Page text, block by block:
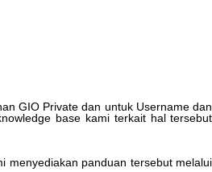
GIO Private dan untuk Username dan
base kami terkait hal tersebut
menyediakan panduan tersebut melalui